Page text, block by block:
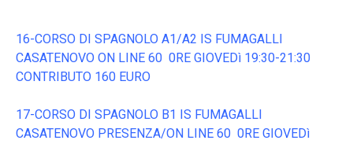
16-CORSO DI SPAGNOLO A1/A2 IS FUMAGALLI
CASATENOVO ON LINE 60 0RE GIOVEDì 19:30-21:30
CONTRIBUTO 160 EURO
17-CORSO DI SPAGNOLO B1 IS FUMAGALLI
CASATENOVO PRESENZA/ON LINE 60 0RE GIOVEDì